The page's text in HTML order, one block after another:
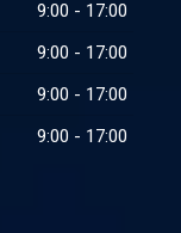
9:00 - 17:00
9:00 - 17:00
9:00 - 17:00
9:00 - 17:00